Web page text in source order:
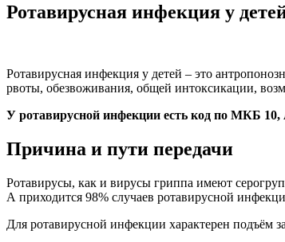
Ротавирусная инфекция у
Ротавирусная инфекция у детей – это
рвоты, обезвоживания, общей интоксикации,
У ротавирусной инфекции есть код по МКБ 10,
Причина и пути передачи
Ротавирусы, как и вирусы гриппа имеют
А приходится 98% случаев ротавирусной
Для ротавирусной инфекции характерен подъём